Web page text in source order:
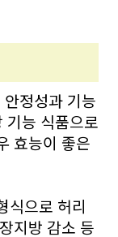
정성과 기능
기능 식품으로
효능이 좋은
식으로 허리
지방 감소 등